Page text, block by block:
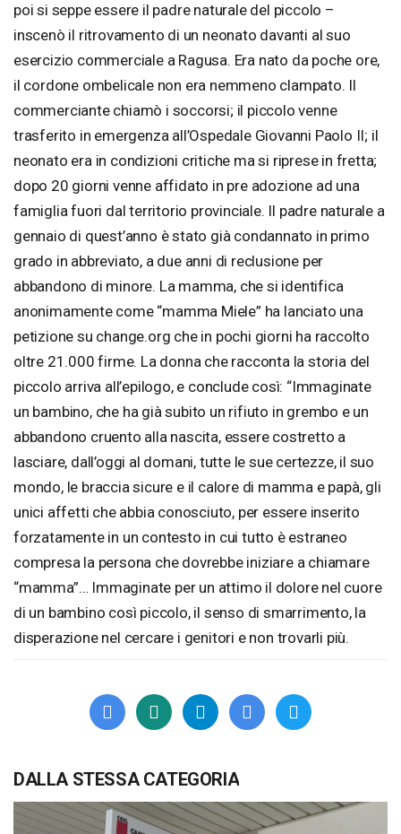
poi si seppe essere il padre naturale del piccolo –
inscenò il ritrovamento di un neonato davanti al suo
esercizio commerciale a Ragusa. Era nato da poche ore,
il cordone ombelicale non era nemmeno clampato. Il
commerciante chiamò i soccorsi; il piccolo venne
trasferito in emergenza all’Ospedale Giovanni Paolo II; il
neonato era in condizioni critiche ma si riprese in fretta;
dopo 20 giorni venne affidato in pre adozione ad una
famiglia fuori dal territorio provinciale. Il padre naturale a
gennaio di quest’anno è stato già condannato in primo
grado in abbreviato, a due anni di reclusione per
abbandono di minore. La mamma, che si identifica
anonimamente come “mamma Miele” ha lanciato una
petizione su change.org che in pochi giorni ha raccolto
oltre 21.000 firme. La donna che racconta la storia del
piccolo arriva all’epilogo, e conclude così: “Immaginate
un bambino, che ha già subito un rifiuto in grembo e un
abbandono cruento alla nascita, essere costretto a
lasciare, dall’oggi al domani, tutte le sue certezze, il suo
mondo, le braccia sicure e il calore di mamma e papà, gli
unici affetti che abbia conosciuto, per essere inserito
forzatamente in un contesto in cui tutto è estraneo
compresa la persona che dovrebbe iniziare a chiamare
“mamma”… Immaginate per un attimo il dolore nel cuore
di un bambino così piccolo, il senso di smarrimento, la
disperazione nel cercare i genitori e non trovarli più.
DALLA STESSA CATEGORIA